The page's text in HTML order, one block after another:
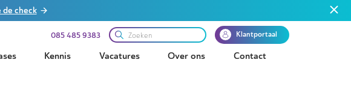
de check
085 485 9383 Klantportaal
Kennis Vacatures Over ons Contact